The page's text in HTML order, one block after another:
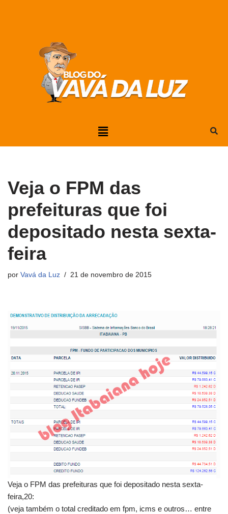
Veja o FPM das
prefeituras que foi
depositado nesta sexta-
feira
por Vavá da Luz 21 de novembro de 2015
Veja o FPM das prefeituras que foi depositado nesta sexta-
feira,20:
(veja também o total creditado em fpm, icms e outros… entre